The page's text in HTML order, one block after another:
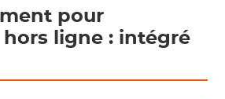
pour
ligne : intégré